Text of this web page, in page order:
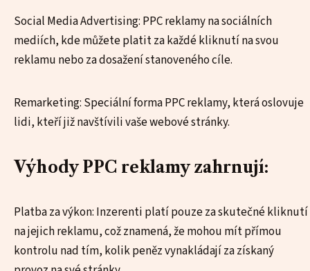
Social Media Advertising: PPC reklamy na sociálních
mediích, kde můžete platit za každé kliknutí na svou
reklamu nebo za dosažení stanoveného cíle.
Remarketing: Speciální forma PPC reklamy, která oslovuje
lidi, kteří již navštívili vaše webové stránky.
Výhody PPC reklamy zahrnují:
Platba za výkon: Inzerenti platí pouze za skutečné kliknutí
na jejich reklamu, což znamená, že mohou mít přímou
kontrolu nad tím, kolik peněz vynakládají za získaný